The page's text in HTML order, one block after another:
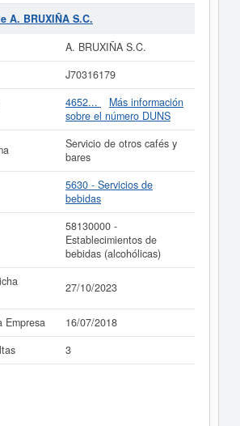
contabiliza un total de 3 consultas.
pueden aspirar a algunas
en conocer más datos de la empresa
acceder inmediatamente a este
de A. BRUXIÑA S.C. y consultar los
sus años de actividad, así como los
y cuentas de resultados disponibles.
del informe de empresa se ha
realizado el 27/10/2023.
A. BRUXIÑA S.C.
A. BRUXIÑA S.C.
J70316179
4652...
Más información
sobre el número DUNS
Servicio de otros cafés y
bares
5630 - Servicios de
bebidas
58130000 -
Establecimientos de
bebidas (alcohólicas)
27/10/2023
Empresa
16/07/2018
3